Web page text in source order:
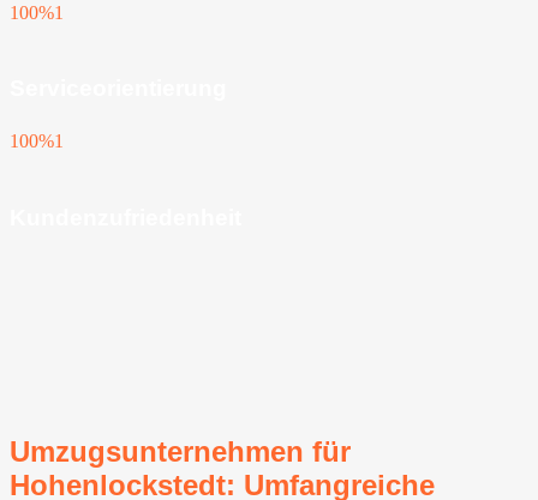
100%1
100%1
Umzugsunternehmen für
Hohenlockstedt: Umfangreiche